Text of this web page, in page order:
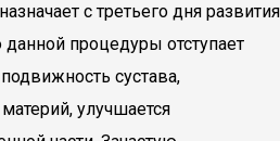
с третьего дня развития
процедуры отступает
сустава,
улучшается